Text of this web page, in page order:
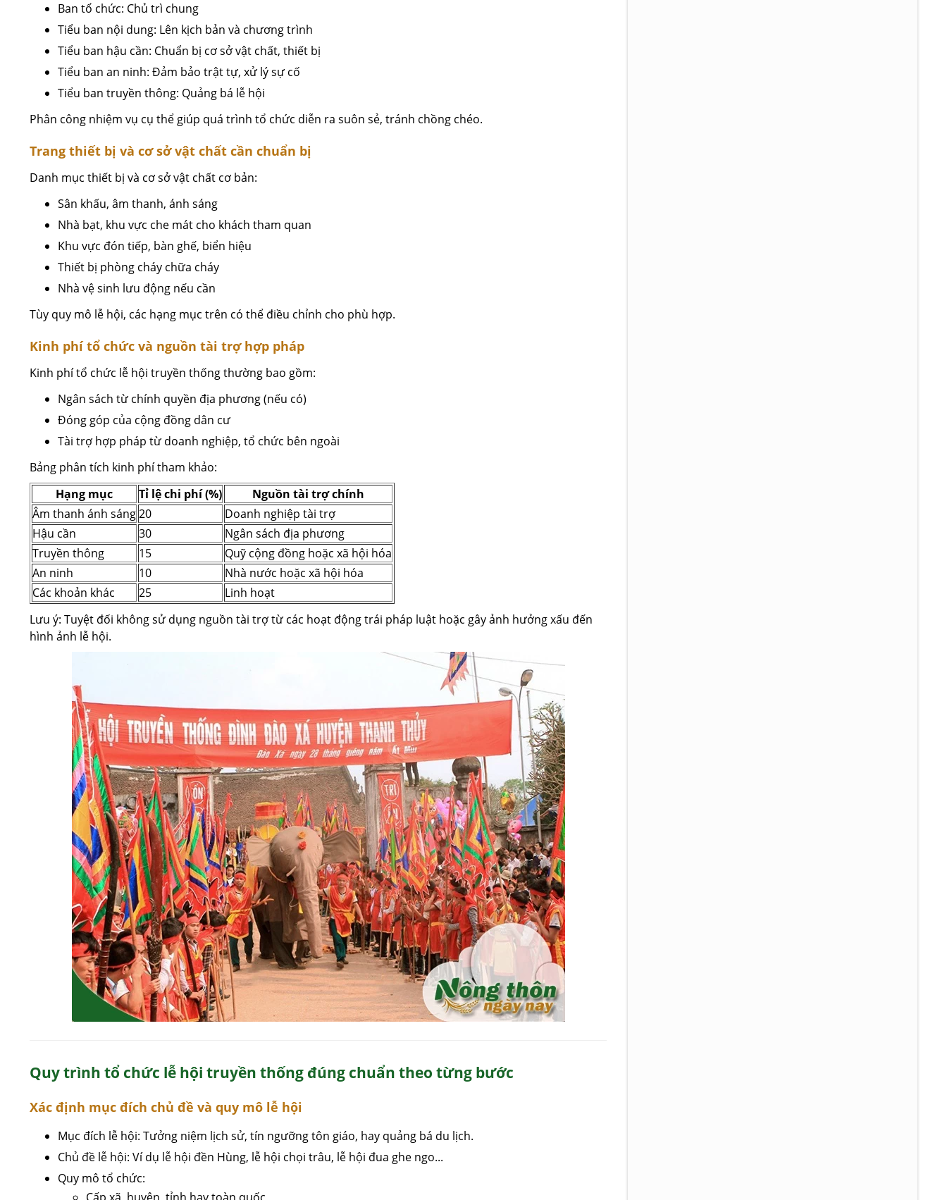
Ban tổ chức: Chủ trì chung
Tiểu ban nội dung: Lên kịch bản và chương trình
Tiểu ban hậu cần: Chuẩn bị cơ sở vật chất, thiết bị
Tiểu ban an ninh: Đảm bảo trật tự, xử lý sự cố
Tiểu ban truyền thông: Quảng bá lễ hội
Phân công nhiệm vụ cụ thể giúp quá trình tổ chức diễn ra suôn sẻ, tránh chồng chéo.
Trang thiết bị và cơ sở vật chất cần chuẩn bị
Danh mục thiết bị và cơ sở vật chất cơ bản:
Sân khấu, âm thanh, ánh sáng
Nhà bạt, khu vực che mát cho khách tham quan
Khu vực đón tiếp, bàn ghế, biển hiệu
Thiết bị phòng cháy chữa cháy
Nhà vệ sinh lưu động nếu cần
Tùy quy mô lễ hội, các hạng mục trên có thể điều chỉnh cho phù hợp.
Kinh phí tổ chức và nguồn tài trợ hợp pháp
Kinh phí tổ chức lễ hội truyền thống thường bao gồm:
Ngân sách từ chính quyền địa phương (nếu có)
Đóng góp của cộng đồng dân cư
Tài trợ hợp pháp từ doanh nghiệp, tổ chức bên ngoài
Bảng phân tích kinh phí tham khảo:
Hạng mục
Tỉ lệ chi phí (%)
Nguồn tài trợ chính
Âm thanh ánh sáng20
Doanh nghiệp tài trợ
Hậu cần
30
Ngân sách địa phương
Truyền thông
15
Quỹ cộng đồng hoặc xã hội hóa
An ninh
10
Nhà nước hoặc xã hội hóa
Các khoản khác
25
Linh hoạt
Lưu ý: Tuyệt đối không sử dụng nguồn tài trợ từ các hoạt động trái pháp luật hoặc gây ảnh hưởng xấu đến
hình ảnh lễ hội.
Quy trình tổ chức lễ hội truyền thống đúng chuẩn theo từng bước
Xác định mục đích chủ đề và quy mô lễ hội
Mục đích lễ hội: Tưởng niệm lịch sử, tín ngưỡng tôn giáo, hay quảng bá du lịch.
Chủ đề lễ hội: Ví dụ lễ hội đền Hùng, lễ hội chọi trâu, lễ hội đua ghe ngo...
Quy mô tổ chức: